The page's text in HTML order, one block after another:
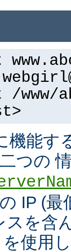
/www/
機能す
つの
IP (最
スを含
を使用